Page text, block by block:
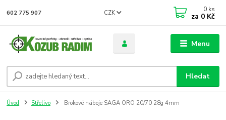
Menu
CZK
Hledat
602 775 907 0 ks
za 0 Kč
Úvod Střelivo Brokové náboje SAGA ORO 20/70 28g 4mm